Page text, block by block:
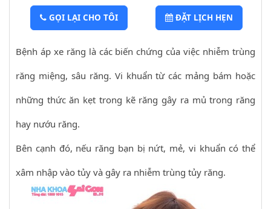
GỌI LẠI CHO TÔI ĐẶT LỊCH HẸN
Bệnh áp xe răng là các biến chứng của việc nhiễm trùng
răng miệng, sâu răng. Vi khuẩn từ các mảng bám hoặc
những thức ăn kẹt trong kẽ răng gây ra mủ trong răng
hay nướu răng.
Bên cạnh đó, nếu răng bạn bị nứt, mẻ, vi khuẩn có thể
xâm nhập vào tủy và gây ra nhiễm trùng tủy răng.